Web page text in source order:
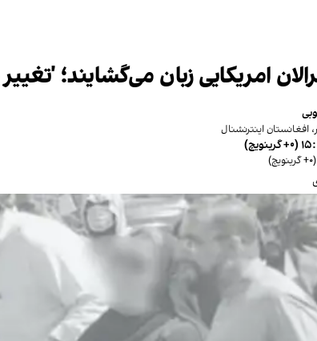
امریکایی زبان می‌گشایند؛
افغانستان اینترنشنال